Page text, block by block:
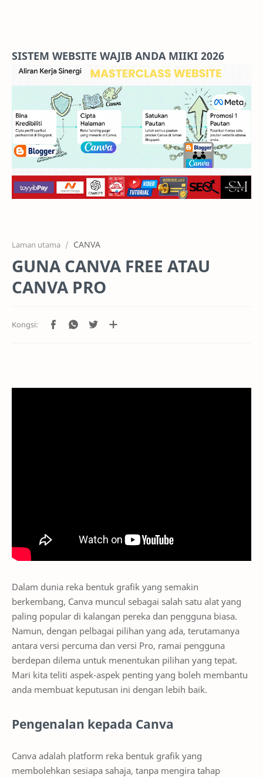
Features
Pricing
Services
RTL Mode
SISTEM WEBSITE WAJIB ANDA MIIKI 2026
Laman utama CANVA
GUNA CANVA FREE ATAU
CANVA PRO
Dalam dunia reka bentuk grafik yang semakin
berkembang, Canva muncul sebagai salah satu alat yang
paling popular di kalangan pereka dan pengguna biasa.
Namun, dengan pelbagai pilihan yang ada, terutamanya
antara versi percuma dan versi Pro, ramai pengguna
berdepan dilema untuk menentukan pilihan yang tepat.
Mari kita teliti aspek-aspek penting yang boleh membantu
anda membuat keputusan ini dengan lebih baik.
Pengenalan kepada Canva
Canva adalah platform reka bentuk grafik yang
membolehkan sesiapa sahaja, tanpa mengira tahap